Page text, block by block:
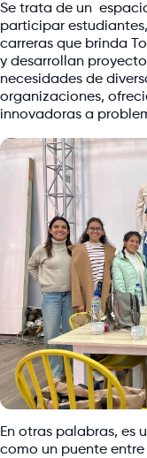
Se trata de un
participar
carreras que brinda
y desarrollan
necesidades de
organizaciones,
innovadoras a
En otras palabras, es
como un puente